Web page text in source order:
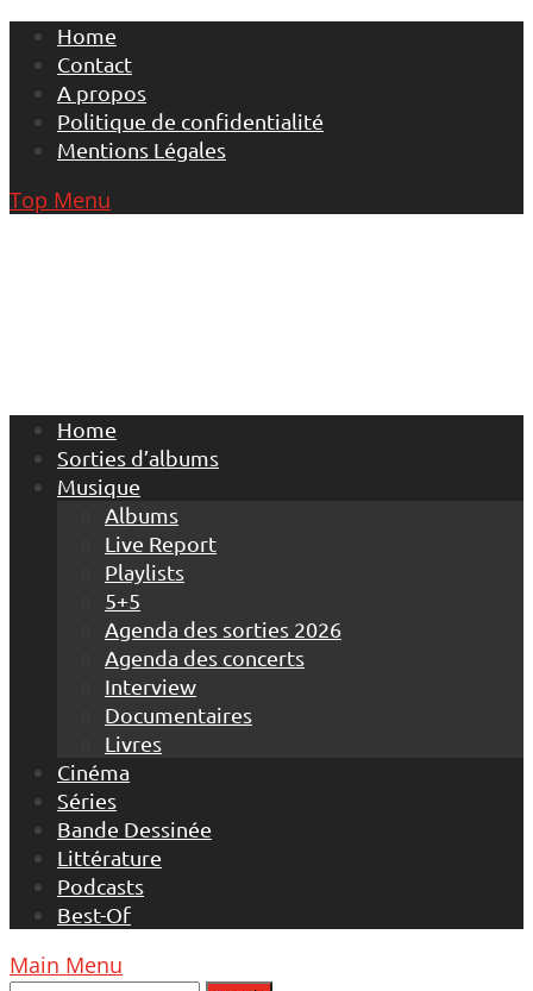
Skip
content
Home
Contact
A propos
Politique de confidentialité
Mentions Légales
Top Menu
Home
Sorties d’albums
Musique
Albums
Live Report
Playlists
5+5
Agenda des sorties 2026
Agenda des concerts
Interview
Documentaires
Livres
Cinéma
Séries
Bande Dessinée
Littérature
Podcasts
Best-Of
Main Menu